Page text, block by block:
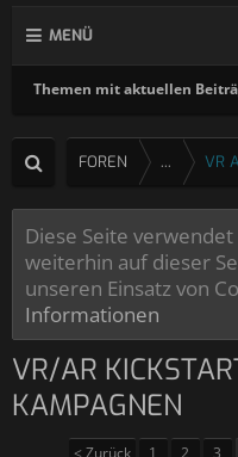
MENÜ
Themen mit aktuellen
FOREN ... VR
Diese Seite
weiterhin auf dieser
unseren Einsatz von
Informationen
VR/AR
KAMPAGNEN
< Zurück 1 2 3